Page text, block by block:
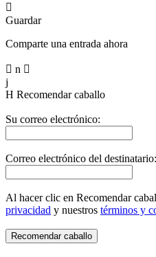

Guardar
Comparte una entrada ahora
 n 
j
H Recomendar caballo
Su correo electrónico:
Correo electrónico del destinatario:
Al hacer clic en Recomendar
privacidad y nuestros términos y